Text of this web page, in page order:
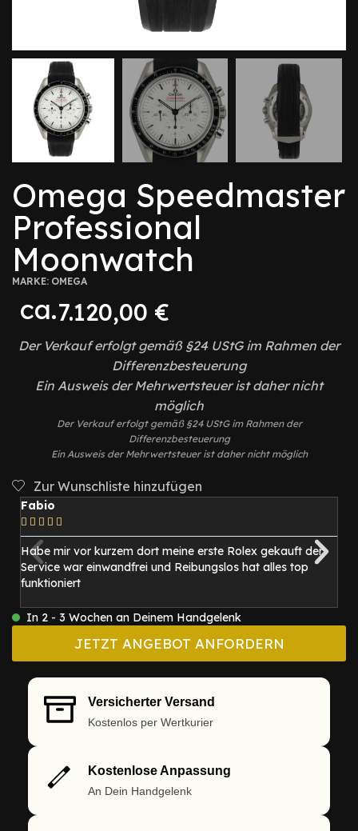
Omega Speedmaster
Professional
Moonwatch
MARKE: OMEGA
ca.7.120,00 €
Der Verkauf erfolgt gemäß §24 UStG im Rahmen der
Differenzbesteuerung
Ein Ausweis der Mehrwertsteuer ist daher nicht
möglich
Der Verkauf erfolgt gemäß §24 UStG im Rahmen der
Differenzbesteuerung
Ein Ausweis der Mehrwertsteuer ist daher nicht möglich
Zur Wunschliste hinzufügen
Fabio
    
Habe mir vor kurzem dort meine erste Rolex gekauft der
Service war einwandfrei und Reibungslos hat alles top
funktioniert
In 2 - 3 Wochen an Deinem Handgelenk
JETZT ANGEBOT ANFORDERN
Versicherter Versand
Kostenlos per Wertkurier
Kostenlose Anpassung
An Dein Handgelenk